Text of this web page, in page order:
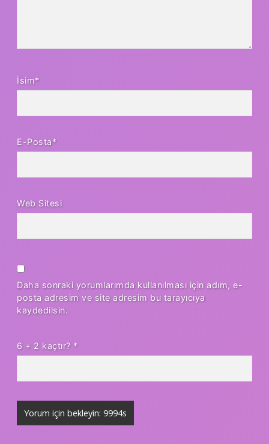
İsim*
E-Posta*
Web Sitesi
Daha sonraki yorumlarımda kullanılması için adım, e-
posta adresim ve site adresim bu tarayıcıya
kaydedilsin.
6 + 2 kaçtır? *